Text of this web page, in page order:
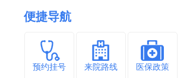
便捷导航
预约挂号 来院路线 医保政策